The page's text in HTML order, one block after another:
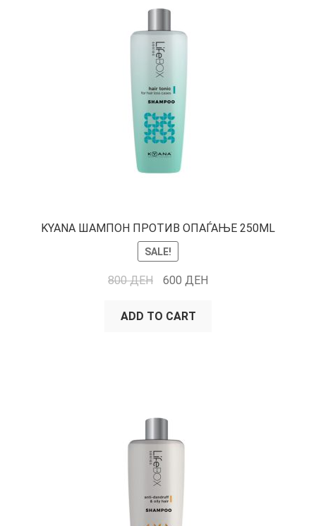
KYANA ШАМПОН ПРОТИВ ОПАЃАЊЕ 250ML
SALE!
800ДЕН 600 ДЕН
ADD TO CART